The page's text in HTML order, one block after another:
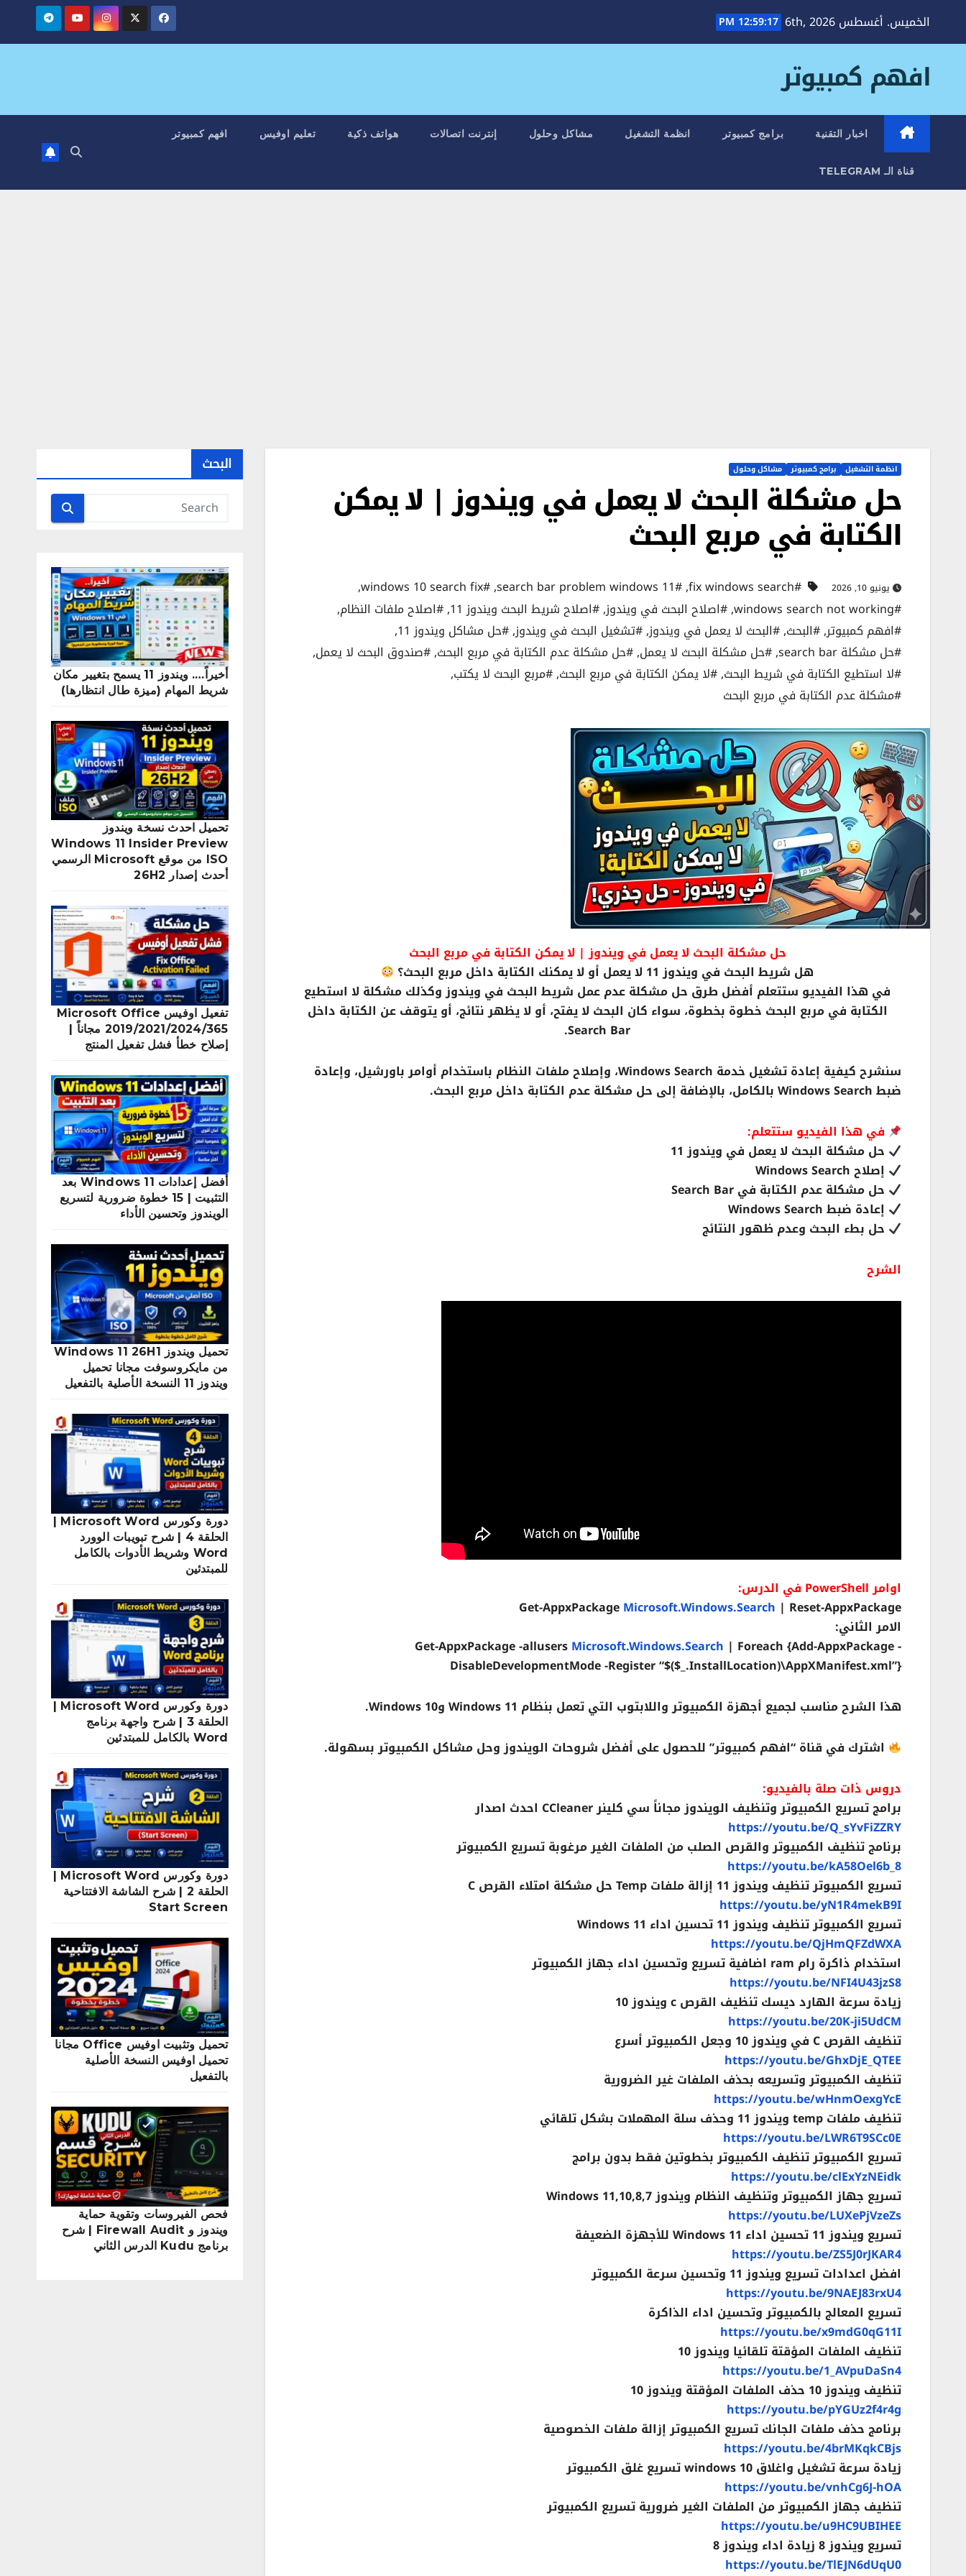
الخميس. أغسطس 6th, 2026 12:59:18 PM
افهم كمبيوتر
اخبار التقنية برامج كمبيوتر انظمة التشغيل مشاكل وحلول إنترنت اتصالات هواتف ذكية تعليم اوفيس افهم كمبيوتر
قناة الـ TELEGRAM
انظمة التشغيل برامج كمبيوتر مشاكل وحلول
حل مشكلة البحث لا يعمل في ويندوز | لا يمكن
الكتابة في مربع البحث
يونيو 10, 2026 #fix windows search
,
#search bar problem windows 11
,
#windows 10 search fix
,
#windows search not working
,#اصلاح البحث في ويندوز,#اصلاح شريط البحث ويندوز 11 ,#اصلاح ملفات النظام,
#افهم كمبيوتر,#البحث,#البحث لا يعمل في ويندوز,#تشغيل البحث في ويندوز,#حل مشاكل ويندوز 11
,
#حل مشكلة search bar
,#حل مشكلة البحث لا يعمل,#حل مشكلة عدم الكتابة في مربع البحث,#صندوق البحث لا يعمل,
#لا استطيع الكتابة في شريط البحث,#لا يمكن الكتابة في مربع البحث,#مربع البحث لا يكتب,
#مشكلة عدم الكتابة في مربع البحث
حل مشكلة البحث لا يعمل في ويندوز | لا يمكن الكتابة في مربع البحث
هل شريط البحث في ويندوز 11 لا يعمل أو لا يمكنك الكتابة داخل مربع البحث؟
في هذا الفيديو ستتعلم أفضل طرق حل مشكلة عدم عمل شريط البحث في ويندوز وكذلك مشكلة لا استطيع
الكتابة في مربع البحث خطوة بخطوة، سواء كان البحث لا يفتح، أو لا يظهر نتائج، أو يتوقف عن الكتابة داخل
Search Bar.
سنشرح كيفية إعادة تشغيل خدمة Windows Search، وإصلاح ملفات النظام باستخدام أوامر باورشيل، وإعادة
ضبط Windows Search بالكامل، بالإضافة إلى حل مشكلة عدم الكتابة داخل مربع البحث.
في هذا الفيديو ستتعلم:
حل مشكلة البحث لا يعمل في ويندوز 11
إصلاح Windows Search
حل مشكلة عدم الكتابة في Search Bar
إعادة ضبط Windows Search
حل بطء البحث وعدم ظهور النتائج
الشرح
اوامر PowerShell في الدرس:
Get-AppxPackageMicrosoft.Windows.Search | Reset-AppxPackage
الامر الثاني:
Get-AppxPackage -allusersMicrosoft.Windows.Search | Foreach {Add-AppxPackage -
DisableDevelopmentMode -Register “$($_.InstallLocation)\AppXManifest.xml”}
هذا الشرح مناسب لجميع أجهزة الكمبيوتر واللابتوب التي تعمل بنظام Windows 11 وWindows 10.
اشترك في قناة “افهم كمبيوتر” للحصول على أفضل شروحات الويندوز وحل مشاكل الكمبيوتر بسهولة.
دروس ذات صلة بالفيديو:
برامج تسريع الكمبيوتر وتنظيف الويندوز مجاناً سي كلينر CCleaner احدث اصدار
https://youtu.be/Q_sYvFiZZRY
برنامج تنظيف الكمبيوتر والقرص الصلب من الملفات الغير مرغوبة تسريع الكمبيوتر
https://youtu.be/kA58Oel6b_8
تسريع الكمبيوتر تنظيف ويندوز 11 إزالة ملفات Temp حل مشكلة امتلاء القرص C
https://youtu.be/yN1R4mekB9I
تسريع الكمبيوتر تنظيف ويندوز 11 تحسين اداء Windows 11
https://youtu.be/QjHmQFZdWXA
استخدام ذاكرة رام ram اضافية تسريع وتحسين اداء جهاز الكمبيوتر
https://youtu.be/NFI4U43jzS8
زيادة سرعة الهارد ديسك تنظيف القرص c ويندوز 10
https://youtu.be/20K-ji5UdCM
تنظيف القرص C في ويندوز 10 وجعل الكمبيوتر أسرع
https://youtu.be/GhxDjE_QTEE
تنظيف الكمبيوتر وتسريعه بحذف الملفات غير الضرورية
https://youtu.be/wHnmOexgYcE
تنظيف ملفات temp ويندوز 11 وحذف سلة المهملات بشكل تلقائي
https://youtu.be/LWR6T9SCc0E
تسريع الكمبيوتر تنظيف الكمبيوتر بخطوتين فقط بدون برامج
https://youtu.be/clExYzNEidk
تسريع جهاز الكمبيوتر وتنظيف النظام ويندوز Windows 11,10,8,7
https://youtu.be/LUXePjVzeZs
تسريع ويندوز 11 تحسين اداء Windows 11 للأجهزة الضعيفة
https://youtu.be/ZS5J0rJKAR4
افضل اعدادات تسريع ويندوز 11 وتحسين سرعة الكمبيوتر
https://youtu.be/9NAEJ83rxU4
تسريع المعالج بالكمبيوتر وتحسين اداء الذاكرة
https://youtu.be/x9mdG0qG11I
تنظيف الملفات المؤقتة تلقائيا ويندوز 10
https://youtu.be/1_AVpuDaSn4
تنظيف ويندوز 10 حذف الملفات المؤقتة ويندوز 10
https://youtu.be/pYGUz2f4r4g
برنامج حذف ملفات الجانك تسريع الكمبيوتر إزالة ملفات الخصوصية
https://youtu.be/4brMKqkCBjs
زيادة سرعة تشغيل واغلاق windows 10 تسريع غلق الكمبيوتر
https://youtu.be/vnhCg6J-hOA
تنظيف جهاز الكمبيوتر من الملفات الغير ضرورية تسريع الكمبيوتر
https://youtu.be/u9HC9UBIHEE
تسريع ويندوز 8 زيادة اداء ويندوز 8
https://youtu.be/TlEJN6dUqU0
البحث
أخيراً…. ويندوز 11 يسمح بتغيير مكان
شريط المهام (ميزة طال انتظارها)
تحميل احدث نسخة ويندوز
Windows 11 Insider Preview
ISO من موقع Microsoft الرسمي
أحدث إصدار 26H2
تفعيل اوفيس Microsoft Office
2019/2021/2024/365 مجاناً |
إصلاح خطأ فشل تفعيل المنتج
أفضل إعدادات Windows 11 بعد
التثبيت | 15 خطوة ضرورية لتسريع
الويندوز وتحسين الأداء
تحميل ويندوز Windows 11 26H1
من مايكروسوفت مجانا تحميل
ويندوز 11 النسخة الأصلية بالتفعيل
دورة وكورس Microsoft Word |
الحلقة 4 | شرح تبويبات الوورد
Word وشريط الأدوات بالكامل
للمبتدئين
الحلقة 3 | شرح واجهة برنامج
Word بالكامل للمبتدئين
دورة وكورس Microsoft Word |
الحلقة 2 | شرح الشاشة الافتتاحية
Start Screen
تحميل وتثبيت اوفيس Office مجانا
تحميل اوفيس النسخة الأصلية
بالتفعيل
فحص الفيروسات وتقوية حماية
ويندوز و Firewall Audit | شرح
برنامج Kudu الدرس الثاني